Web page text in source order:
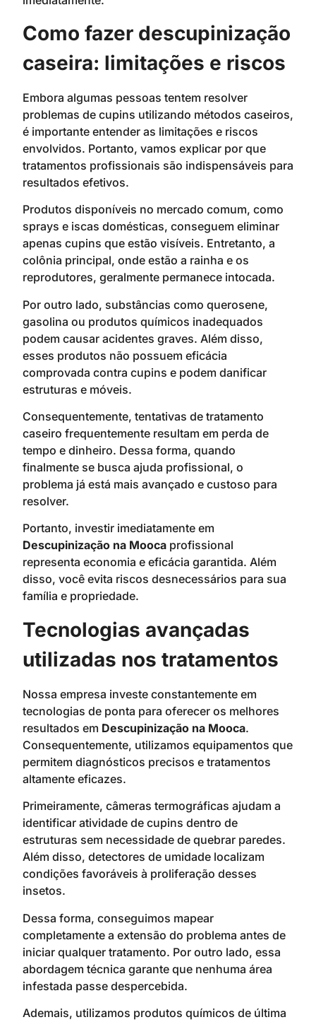
Como fazer descupinização
caseira: limitações e riscos
Embora algumas pessoas tentem resolver
problemas de cupins utilizando métodos caseiros,
é importante entender as limitações e riscos
envolvidos. Portanto, vamos explicar por que
tratamentos profissionais são indispensáveis para
resultados efetivos.
Produtos disponíveis no mercado comum, como
sprays e iscas domésticas, conseguem eliminar
apenas cupins que estão visíveis. Entretanto, a
colônia principal, onde estão a rainha e os
reprodutores, geralmente permanece intocada.
Por outro lado, substâncias como querosene,
gasolina ou produtos químicos inadequados
podem causar acidentes graves. Além disso,
esses produtos não possuem eficácia
comprovada contra cupins e podem danificar
estruturas e móveis.
Consequentemente, tentativas de tratamento
caseiro frequentemente resultam em perda de
tempo e dinheiro. Dessa forma, quando
finalmente se busca ajuda profissional, o
problema já está mais avançado e custoso para
resolver.
Portanto, investir imediatamente em
Descupinização na Mooca profissional
representa economia e eficácia garantida. Além
disso, você evita riscos desnecessários para sua
família e propriedade.
Tecnologias avançadas
utilizadas nos tratamentos
Nossa empresa investe constantemente em
tecnologias de ponta para oferecer os melhores
resultados em Descupinização na Mooca.
Consequentemente, utilizamos equipamentos que
permitem diagnósticos precisos e tratamentos
altamente eficazes.
Primeiramente, câmeras termográficas ajudam a
identificar atividade de cupins dentro de
estruturas sem necessidade de quebrar paredes.
Além disso, detectores de umidade localizam
condições favoráveis à proliferação desses
insetos.
Dessa forma, conseguimos mapear
completamente a extensão do problema antes de
iniciar qualquer tratamento. Por outro lado, essa
abordagem técnica garante que nenhuma área
infestada passe despercebida.
Ademais, utilizamos produtos químicos de última